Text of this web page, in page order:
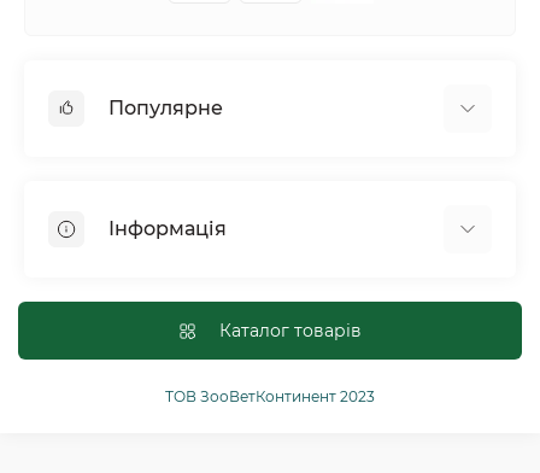
Популярне
Птахи
Рептилії
Сільськогосподарські тварини та птахи
Інформація
Оплата і доставка
Політика конфіденційності
Публічна угода
Каталог товарів
ТОВ ЗооВетКонтинент 2023